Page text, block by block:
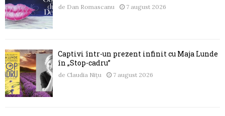
de Dan Romascanu 7 august 2026
Captivi într-un prezent infinit cu Maja Lunde
în „Stop-cadru”
de Claudia Nițu 7 august 2026